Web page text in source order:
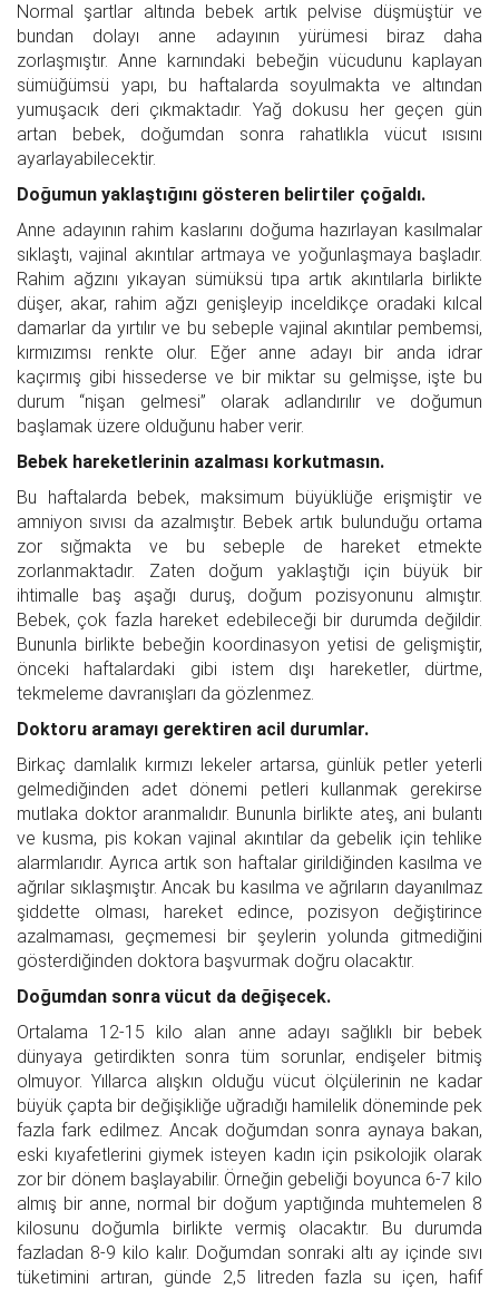
Normal şartlar altında bebek artık pelvise düşmüştür ve
bundan dolayı anne adayının yürümesi biraz daha
zorlaşmıştır. Anne karnındaki bebeğin vücudunu kaplayan
sümüğümsü yapı, bu haftalarda soyulmakta ve altından
yumuşacık deri çıkmaktadır. Yağ dokusu her geçen gün
artan bebek, doğumdan sonra rahatlıkla vücut ısısını
ayarlayabilecektir.
Doğumun yaklaştığını gösteren belirtiler çoğaldı.
Anne adayının rahim kaslarını doğuma hazırlayan kasılmalar
sıklaştı, vajinal akıntılar artmaya ve yoğunlaşmaya başladır.
Rahim ağzını yıkayan sümüksü tıpa artık akıntılarla birlikte
düşer, akar, rahim ağzı genişleyip inceldikçe oradaki kılcal
damarlar da yırtılır ve bu sebeple vajinal akıntılar pembemsi,
kırmızımsı renkte olur. Eğer anne adayı bir anda idrar
kaçırmış gibi hissederse ve bir miktar su gelmişse, işte bu
durum “nişan gelmesi” olarak adlandırılır ve doğumun
başlamak üzere olduğunu haber verir.
Bebek hareketlerinin azalması korkutmasın.
Bu haftalarda bebek, maksimum büyüklüğe erişmiştir ve
amniyon sıvısı da azalmıştır. Bebek artık bulunduğu ortama
zor sığmakta ve bu sebeple de hareket etmekte
zorlanmaktadır. Zaten doğum yaklaştığı için büyük bir
ihtimalle baş aşağı duruş, doğum pozisyonunu almıştır.
Bebek, çok fazla hareket edebileceği bir durumda değildir.
Bununla birlikte bebeğin koordinasyon yetisi de gelişmiştir,
önceki haftalardaki gibi istem dışı hareketler, dürtme,
tekmeleme davranışları da gözlenmez.
Doktoru aramayı gerektiren acil durumlar.
Birkaç damlalık kırmızı lekeler artarsa, günlük petler yeterli
gelmediğinden adet dönemi petleri kullanmak gerekirse
mutlaka doktor aranmalıdır. Bununla birlikte ateş, ani bulantı
ve kusma, pis kokan vajinal akıntılar da gebelik için tehlike
alarmlarıdır. Ayrıca artık son haftalar girildiğinden kasılma ve
ağrılar sıklaşmıştır. Ancak bu kasılma ve ağrıların dayanılmaz
şiddette olması, hareket edince, pozisyon değiştirince
azalmaması, geçmemesi bir şeylerin yolunda gitmediğini
gösterdiğinden doktora başvurmak doğru olacaktır.
Doğumdan sonra vücut da değişecek.
Ortalama 12-15 kilo alan anne adayı sağlıklı bir bebek
dünyaya getirdikten sonra tüm sorunlar, endişeler bitmiş
olmuyor. Yıllarca alışkın olduğu vücut ölçülerinin ne kadar
büyük çapta bir değişikliğe uğradığı hamilelik döneminde pek
fazla fark edilmez. Ancak doğumdan sonra aynaya bakan,
eski kıyafetlerini giymek isteyen kadın için psikolojik olarak
zor bir dönem başlayabilir. Örneğin gebeliği boyunca 6-7 kilo
almış bir anne, normal bir doğum yaptığında muhtemelen 8
kilosunu doğumla birlikte vermiş olacaktır. Bu durumda
fazladan 8-9 kilo kalır. Doğumdan sonraki altı ay içinde sıvı
tüketimini artıran, günde 2,5 litreden fazla su içen, hafif